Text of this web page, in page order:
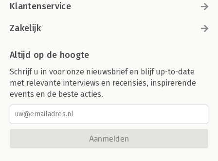
Klantenservice
Zakelijk
Altijd op de hoogte
Schrijf u in voor onze nieuwsbrief en blijf up-to-date
met relevante interviews en recensies, inspirerende
events en de beste acties.
Aanmelden